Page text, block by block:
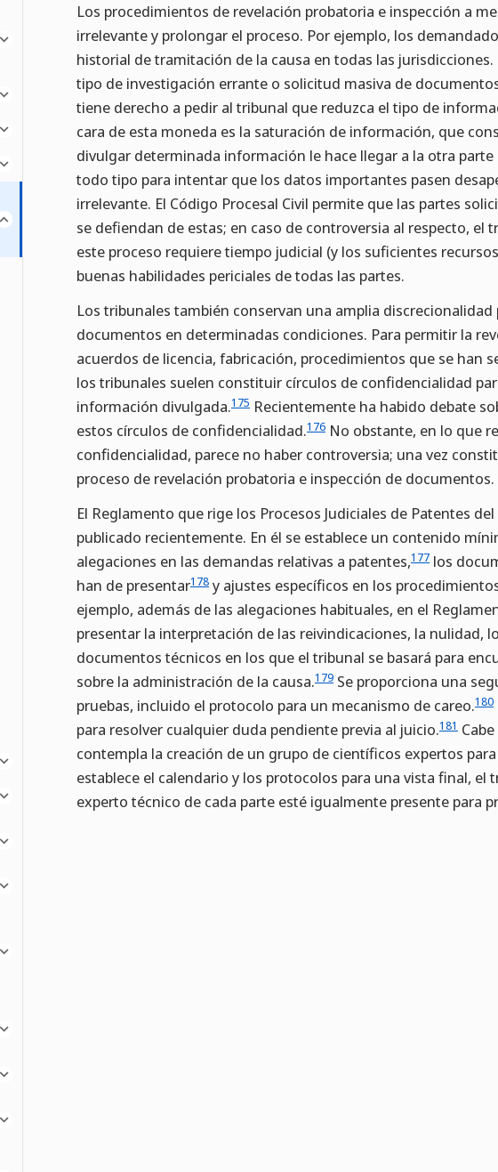
Los procedimientos de revelación probatoria e inspección a
irrelevante y prolongar el proceso. Por ejemplo, los
historial de tramitación de la causa en todas las
tipo de investigación errante o solicitud masiva de
tiene derecho a pedir al tribunal que reduzca el tipo de
cara de esta moneda es la saturación de información, que
divulgar determinada información le hace llegar a la otra
todo tipo para intentar que los datos importantes pasen
irrelevante. El Código Procesal Civil permite que las partes
se defiendan de estas; en caso de controversia al respecto,
este proceso requiere tiempo judicial (y los suficientes
buenas habilidades periciales de todas las partes.
Los tribunales también conservan una amplia
documentos en determinadas condiciones. Para permitir la
acuerdos de licencia, fabricación, procedimientos que se han
los tribunales suelen constituir círculos de confidencialidad
información divulgada.175 Recientemente ha habido debate
estos círculos de confidencialidad.176 No obstante, en lo que
confidencialidad, parece no haber controversia; una vez
proceso de revelación probatoria e inspección de documentos.
El Reglamento que rige los Procesos Judiciales de Patentes
publicado recientemente. En él se establece un contenido
alegaciones en las demandas relativas a patentes,177 los
han de presentar178 y ajustes específicos en los
ejemplo, además de las alegaciones habituales, en el
presentar la interpretación de las reivindicaciones, la nulidad,
documentos técnicos en los que el tribunal se basará para
sobre la administración de la causa.179 Se proporciona una
pruebas, incluido el protocolo para un mecanismo de careo.180
para resolver cualquier duda pendiente previa al juicio.181
contempla la creación de un grupo de científicos expertos
establece el calendario y los protocolos para una vista final,
experto técnico de cada parte esté igualmente presente para